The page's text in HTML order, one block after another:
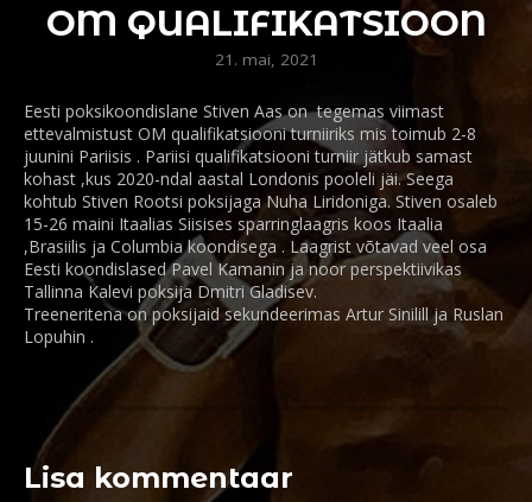
OM QUALIFIKATSIOON
21. mai, 2021
Eesti poksikoondislane Stiven Aas on tegemas viimast
ettevalmistust OM qualifikatsiooni turniiriks mis toimub 2-8
juunini Pariisis . Pariisi qualifikatsiooni turniir jätkub samast
kohast ,kus 2020-ndal aastal Londonis pooleli jäi. Seega
kohtub Stiven Rootsi poksijaga Nuha Liridoniga. Stiven osaleb
15-26 maini Itaalias Siisises sparringlaagris koos Itaalia
,Brasiilis ja Columbia koondisega . Laagrist võtavad veel osa
Eesti koondislased Pavel Kamanin ja noor perspektiivikas
Tallinna Kalevi poksija Dmitri Gladisev.
Treeneritena on poksijaid sekundeerimas Artur Sinilill ja Ruslan
Lopuhin .
Lisa kommentaar